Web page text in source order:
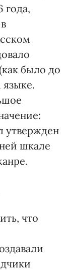
года,
было до
языке.
утвержден
шкале
что